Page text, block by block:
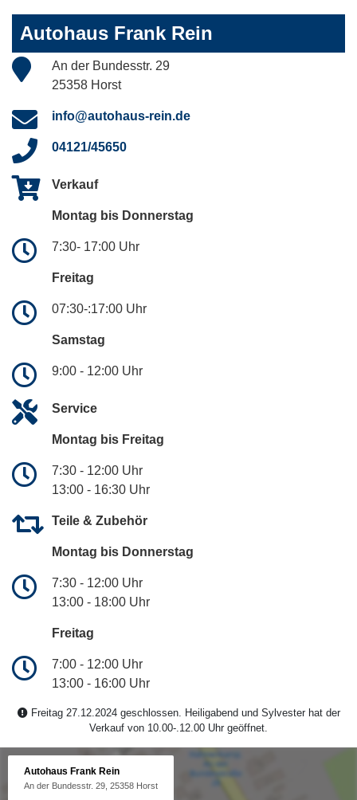
Autohaus Frank Rein
An der Bundesstr. 29
25358 Horst
info@autohaus-rein.de
04121/45650
Verkauf
Montag bis Donnerstag
7:30- 17:00 Uhr
Freitag
07:30-:17:00 Uhr
Samstag
9:00 - 12:00 Uhr
Service
Montag bis Freitag
7:30 - 12:00 Uhr
13:00 - 16:30 Uhr
Teile & Zubehör
Montag bis Donnerstag
7:30 - 12:00 Uhr
13:00 - 18:00 Uhr
Freitag
7:00 - 12:00 Uhr
13:00 - 16:00 Uhr
Freitag 27.12.2024 geschlossen. Heiligabend und Sylvester hat der
Verkauf von 10.00-.12.00 Uhr geöffnet.
Autohaus Frank Rein
An der Bundesstr. 29, 25358 Horst